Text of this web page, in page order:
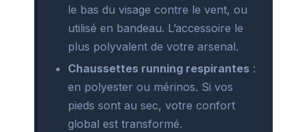
le bas du visage contre le vent, ou
utilisé en bandeau. L’accessoire le
plus polyvalent de votre arsenal.
Chaussettes running respirantes :
en polyester ou mérinos. Si vos
pieds sont au sec, votre confort
global est transformé.